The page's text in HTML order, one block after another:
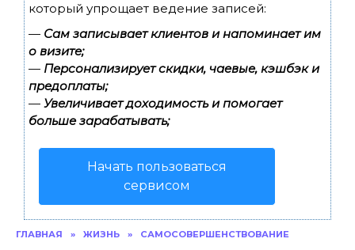
который упрощает ведение записей:
— Сам записывает клиентов и напоминает им
о визите;
— Персонализирует скидки, чаевые, кэшбэк и
предоплаты;
— Увеличивает доходимость и помогает
больше зарабатывать;
Начать пользоваться
сервисом
ГЛАВНАЯ » ЖИЗНЬ » САМОСОВЕРШЕНСТВОВАНИЕ